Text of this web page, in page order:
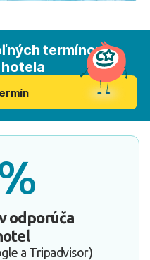
termínov
odporúča
a Tripadvisor)